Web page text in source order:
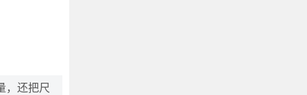
，还把尺